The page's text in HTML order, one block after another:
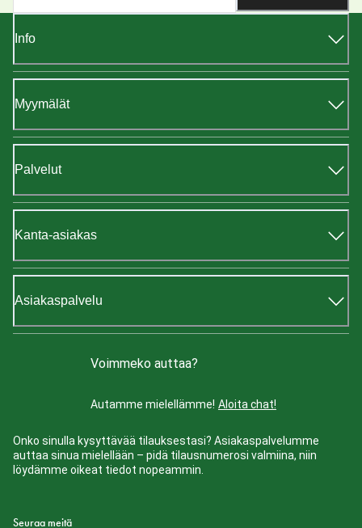
Info
Myymälät
Palvelut
Kanta-asiakas
Asiakaspalvelu
Voimmeko auttaa?
Autamme mielellämme! Aloita chat!
Onko sinulla kysyttävää tilauksestasi? Asiakaspalvelumme
auttaa sinua mielellään – pidä tilausnumerosi valmiina, niin
löydämme oikeat tiedot nopeammin.
Seuraa meitä